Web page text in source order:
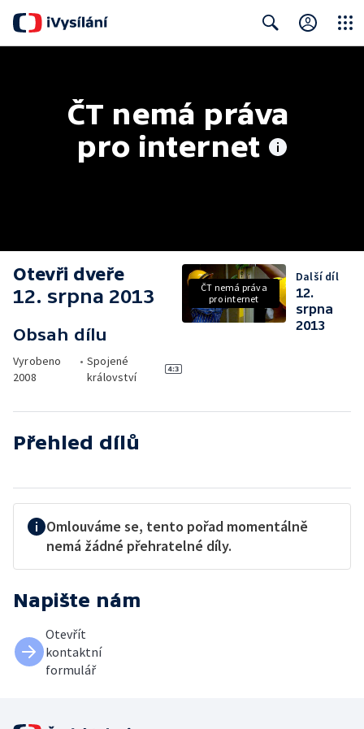
ČT nemá práva
pro internet
Otevři dveře
12. srpna 2013
Obsah dílu
Vyrobeno
2008
• Spojené
království
ČT nemá práva
pro internet
Další díl
12.
srpna
2013
Přehled dílů
Omlouváme se, tento pořad momentálně
nemá žádné přehratelné díly.
Napište nám
Otevřít
kontaktní
formulář